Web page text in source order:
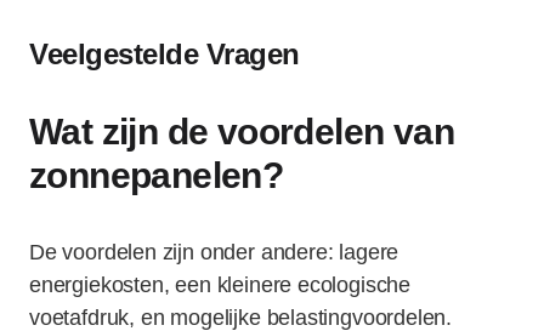
Veelgestelde Vragen
Wat zijn de voordelen van
zonnepanelen?
De voordelen zijn onder andere: lagere
energiekosten, een kleinere ecologische
voetafdruk, en mogelijke belastingvoordelen.